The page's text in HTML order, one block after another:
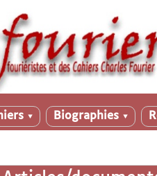
▼ Biographies ▼